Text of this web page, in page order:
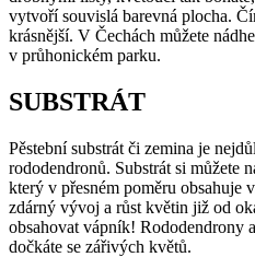
vytvoří souvislá barevná plocha.
krásnější. V Čechách můžete
v průhonickém parku.
SUBSTRÁT
Pěstební substrát či zemina je
rododendronů. Substrát si můžete
který v přesném poměru obsahuje
zdárný vývoj a růst květin již od
obsahovat vápník! Rododendrony
dočkáte se zářivých květů.